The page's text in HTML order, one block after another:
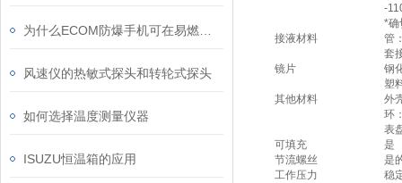
-
*确
接液材料
管
套
镜片
钢
塑
其他材料
外
环
表
可填充
是
节流螺丝
是
工作压力
稳
风速仪的热敏式探头和转轮式探头
如何选择温度测量仪器
ISUZU恒温箱的应用